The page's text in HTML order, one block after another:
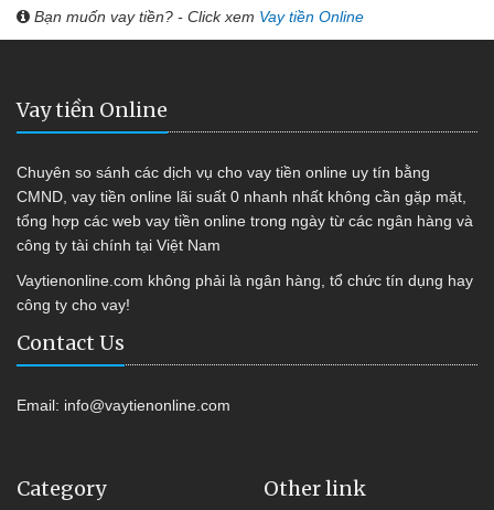
Bạn muốn vay tiền? - Click xem Vay tiền Online
Vay tiền Online
Chuyên so sánh các dịch vụ cho vay tiền online uy tín bằng
CMND, vay tiền online lãi suất 0 nhanh nhất không cần gặp mặt,
tổng hợp các web vay tiền online trong ngày từ các ngân hàng và
công ty tài chính tại Việt Nam
Vaytienonline.com không phải là ngân hàng, tổ chức tín dụng hay
công ty cho vay!
Contact Us
Email: info@vaytienonline.com
Category Other link